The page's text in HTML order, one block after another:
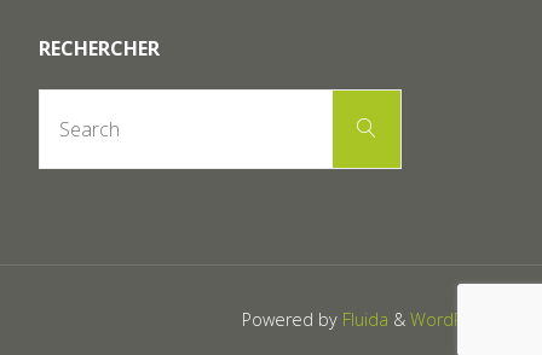
RECHERCHER
Search
Powered by Fluida & WordPress.